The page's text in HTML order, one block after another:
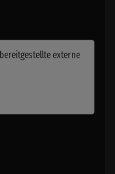
bereitgestellte externe